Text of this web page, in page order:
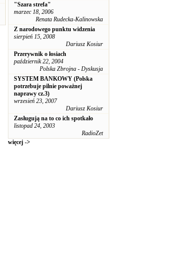
"Szara strefa"
marzec 18, 2006
Renata Rudecka-Kalinowska
Z narodowego punktu widzenia
sierpień 15, 2008
Dariusz Kosiur
Przerywnik o łosiach
październik 22, 2004
Polska Zbrojna - Dyskusja
SYSTEM BANKOWY (Polska
potrzebuje pilnie poważnej
naprawy cz.3)
wrzesień 23, 2007
Dariusz Kosiur
Zasługują na to co ich spotkało
listopad 24, 2003
RadioZet
więcej ->